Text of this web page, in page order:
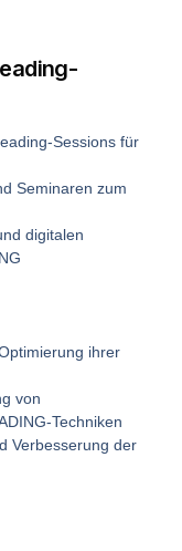
Sessions für
Seminaren zum
digitalen
ihrer
von
Techniken
Verbesserung der